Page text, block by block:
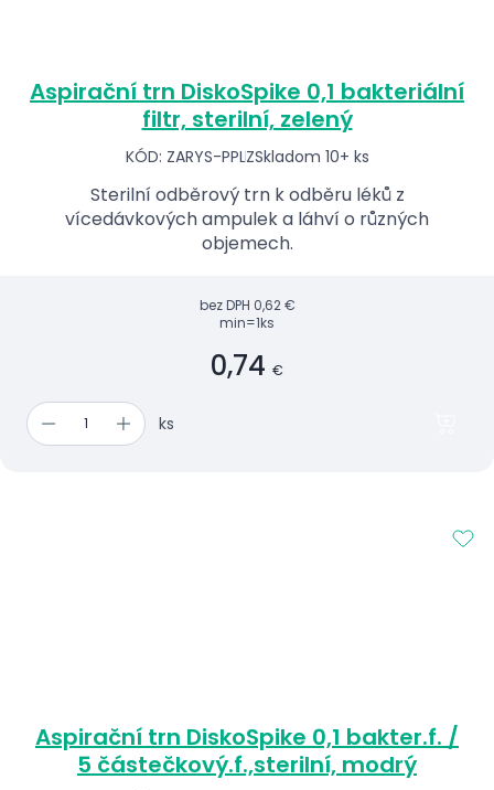
Aspirační trn DiskoSpike 0,1 bakteriální
filtr, sterilní, zelený
KÓD: ZARYS-PPLZSkladom 10+ ks
Sterilní odběrový trn k odběru léků z
vícedávkových ampulek a láhví o různých
objemech.
bez DPH 0,62 €
min=1ks
0,74 €
ks
Aspirační trn DiskoSpike 0,1 bakter.f. /
5 částečkový.f.,sterilní, modrý